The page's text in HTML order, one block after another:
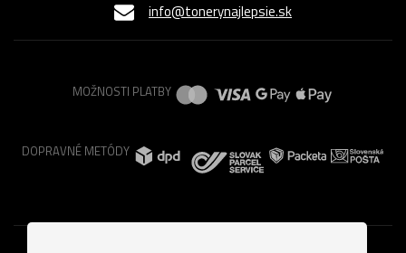
info@tonerynajlepsie.sk
MOŽNOSTI PLATBY
DOPRAVNÉ METÓDY